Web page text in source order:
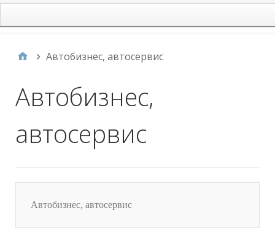
Автобизнес, автосервис
Автобизнес,
автосервис
Автобизнес, автосервис